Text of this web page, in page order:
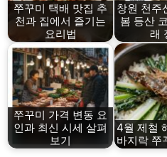
쭈꾸미 택배 맛집 추
천과 집에서 즐기는
요리법
창원 천주
봄 등산
래
쭈꾸미 가격 변동 요
인과 최신 시세 살펴
보기
4월 제철
바지락 쭈